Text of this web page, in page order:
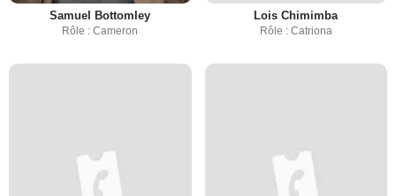
Samuel Bottomley
Rôle : Cameron
Lois Chimimba
Rôle : Catriona